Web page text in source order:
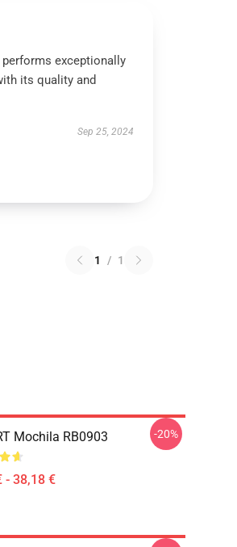
exceptionally
its quality and
Sep 25, 2024
1 / 1
Mochila RB0903
- 38,18 €
-20%